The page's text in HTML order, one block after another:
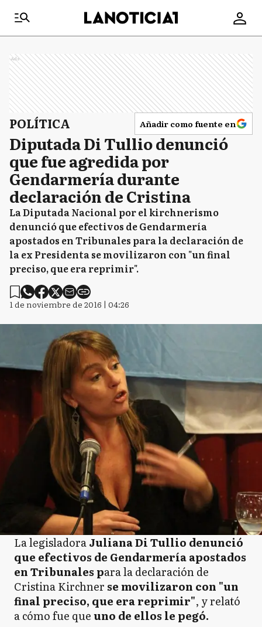
Ads
POLÍTICA Añadir como fuente en
Diputada Di Tullio denunció
que fue agredida por
Gendarmería durante
declaración de Cristina
La Diputada Nacional por el kirchnerismo
denunció que efectivos de Gendarmería
apostados en Tribunales para la declaración de
la ex Presidenta se movilizaron con "un final
preciso, que era reprimir".
1 de noviembre de 2016 | 04:26
La legisladoraJuliana Di Tullio denunció
que efectivos de Gendarmería apostados
en Tribunales para la declaración de
Cristina Kirchner se movilizaron con "un
final preciso, que era reprimir", y relató
a cómo fue queuno de ellos le pegó.